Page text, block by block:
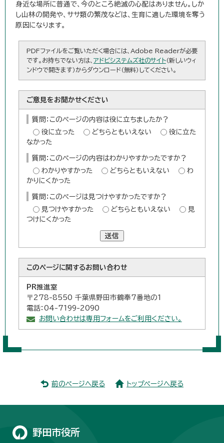
身近な場所に普通で、今のところ絶滅の心配はありません。しか
し山林の開発や、ササ類の繁茂などは、生育に適した環境を奪う
原因になります。
PDFファイルをご覧いただく場合には、Adobe Readerが必要
です。お持ちでない方は、 アドビシステムズ社のサイト（新しいウィ
ンドウで開きます）からダウンロード（無料）してください。
ご意見をお聞かせください
質問：このページの内容は役に立ちましたか？
役に立った
どちらともいえない
役に立た
なかった
質問：このページの内容はわかりやすかったですか？
わかりやすかった
どちらともいえない
わ
かりにくかった
質問：このページは見つけやすかったですか？
見つけやすかった
どちらともいえない
見
つけにくかった
送信
このページに関するお問い合わせ
PR推進室
〒278-8550 千葉県野田市鶴奉7番地の1
電話：04-7199-2090
お問い合わせは専用フォームをご利用ください。
前のページへ戻る トップページへ戻る
野田市役所